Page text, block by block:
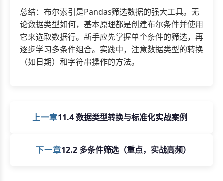
总结：布尔索引是Pandas筛选数据的强大工具。无
论数据类型如何，基本原理都是创建布尔条件并使用
它来选取数据行。新手应先掌握单个条件的筛选，再
逐步学习多条件组合。实践中，注意数据类型的转换
（如日期）和字符串操作的方法。
上一章11.4 数据类型转换与标准化实战案例
下一章12.2 多条件筛选（重点，实战高频）